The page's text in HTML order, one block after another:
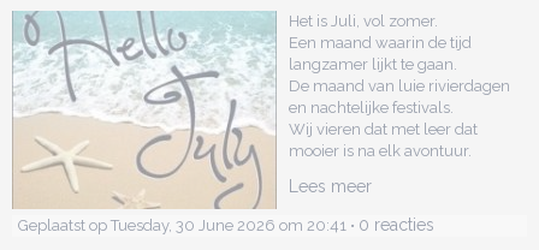
Het is Juli, vol zomer.
Een maand waarin de tijd
langzamer lijkt te gaan.
De maand van luie rivierdagen
en nachtelijke festivals.
Wij vieren dat met leer dat
mooier is na elk avontuur.
Lees meer
Geplaatst op Tuesday, 30 June 2026 om 20:41 • 0 reacties